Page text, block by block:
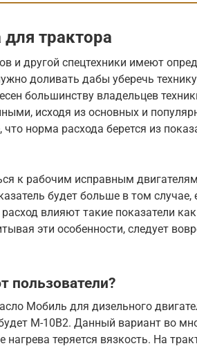
трактора
и другой спецтехники имеют
доливать дабы уберечь
большинству владельцев
исходя из основных и
норма расхода берется из
к рабочим исправным
будет больше в том случае,
влияют такие показатели
эти особенности, следует
пользователи?
Мобиль для дизельного
М-10В2. Данный вариант во
теряется вязкость. На